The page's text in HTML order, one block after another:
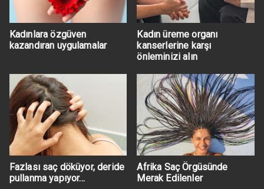
Kadınlara özgüven
kazandıran uygulamalar
Kadın üreme organı
kanserlerine karşı
önleminizi alın
Fazlası saç döküyor, deride
pullanma yapıyor…
Afrika Saç Örgüsünde
Merak Edilenler